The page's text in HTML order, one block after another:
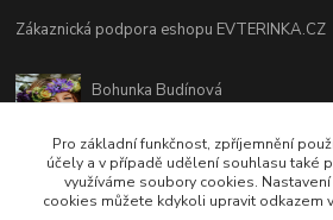
Zákaznická podpora eshopu EVTERINKA.CZ
Bohunka Budínová
(Po-Pá - 9:00-17:00hod, So 8:00-
obchod@evterinka.cz
Pro základní funkčnost, zpříjemnění
účely a v případě udělení souhlasu také
využíváme soubory cookies.
cookies můžete kdykoli upravit odkazem